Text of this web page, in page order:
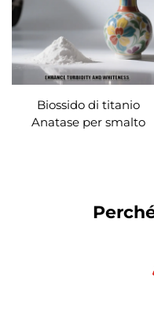
Biossido di titanio
Anatase per smalto